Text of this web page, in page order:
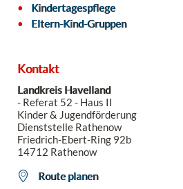
Kindertagespflege
Eltern-Kind-Gruppen
Kontakt
Landkreis Havelland
- Referat 52 - Haus II
Kinder & Jugendförderung
Dienststelle Rathenow
Friedrich-Ebert-Ring 92b
14712 Rathenow
Route planen